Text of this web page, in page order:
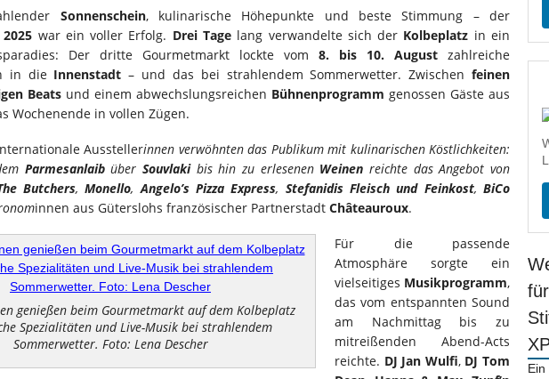
Sonnenschein, kulinarische Höhepunkte und beste Stimmung – der
war ein voller Erfolg. Drei Tage lang verwandelte sich der Kolbeplatz in ein
Der dritte Gourmetmarkt lockte vom 8. bis 10. August zahlreiche
in die Innenstadt – und das bei strahlendem Sommerwetter. Zwischenfeinen
Beats und einem abwechslungsreichen Bühnenprogramm genossen Gäste aus
Wochenende in vollen Zügen.
Ausstellerinnen verwöhnten das Publikum mit kulinarischen Köstlichkeiten:
ParmesanlaibüberSouvlakibis hin zu erlesenen Weinen reichte das Angebot von
Butchers,Monello,Angelo’s Pizza Express, Stefanidis Fleisch und Feinkost,BiCo
innen aus Güterslohs französischer Partnerstadt Châteauroux.
genießen beim Gourmetmarkt auf dem Kolbeplatz
Spezialitäten und Live-Musik bei strahlendem
Sommerwetter. Foto: Lena Descher
Für die passende
Atmosphäre sorgte ein
vielseitiges Musikprogramm,
das vom entspannten Sound
am Nachmittag bis zu
mitreißenden Abend-Acts
reichte. DJ Jan Wulfi, DJ Tom